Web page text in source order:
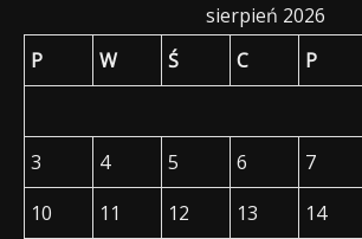
sierpień 2026
P
W Ś C P
3
4 5 6 7
10
11 12 13 14